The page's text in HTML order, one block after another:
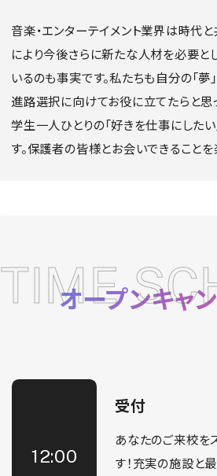
音楽・エンターテイメント業界は時代
により今後さらに新たな人材を必要と
いるのも事実です。私たちも自分の「夢
進路選択に向けてお役に立てたらと思
学生一人ひとりの「好きを仕事にしたい
す。保護者の皆様とお会いできることを
TIMEオープンキャ
12:00
受付
あなたのご来校を
す！充実の施設と